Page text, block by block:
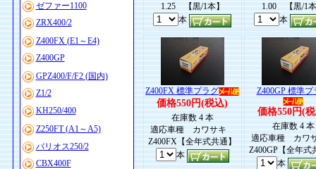
ゼファー1100
ZRX400/2
Z400FX (E1～E4)
Z400GP
GPZ400/F/F2 (国内)
Z1/2
KH250/400
Z250FT (A1～A5)
バリオス250/2
CBX400F
1.25 【黒/1本】
本
1.00 【黒/1
本
Z400FX 標準プラグ
価格550円(税込)
在庫数 4 本
適応車種 カワサキ
Z400FX【全年式共通】
本
Z400GP 標準プ
価格550円(
在庫数 4 本
適応車種 カ
Z400GP【全年式
本